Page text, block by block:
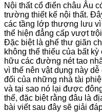
Nội thất cổ điển châu Âu
trường thiết kế nội thất.
các tầng lớp thượng lưu
thể hiện đẳng cấp vượt
Đặc biệt là ghế thư giãn
không thể thiếu của bất
hữu các đường nét tao
vì thế nên vật dụng này
đối của những nhà tài
và tại sao nó lại được
thế, đặc biệt rằng đâu là
bài viết sau đây sẽ giải